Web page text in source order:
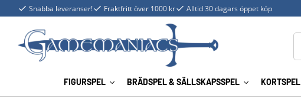
Snabba leveranser! Fraktfritt över 1000 kr Alltid 30 dagars öppet köp
FIGURSPEL BRÄDSPEL & SÄLLSKAPSSPEL KORTSPEL